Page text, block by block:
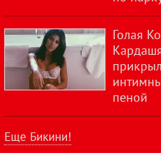
Голая
пеной
Еще Бикини!